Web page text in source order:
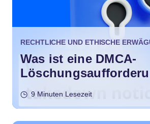
RECHTLICHE UND ETHISCHE
Was ist eine DMCA-
9 Minuten Lesezeit